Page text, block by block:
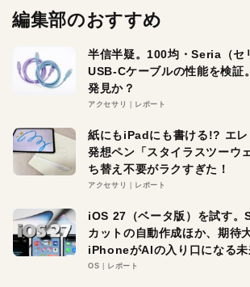
編集部のおすすめ
半信半疑。100均・Seria（セ
USB-Cケーブルの性能を検証
発見か？
アクセサリ レポート
紙にもiPadにも書ける!? エ
発想ペン「スタイラスツーウ
ち替え不要がラクすぎた！
アクセサリ レポート
iOS 27（ベータ版）を試す。
カットの自動作成ほか、期待
iPhoneがAIの入り口になる未
OS レポート